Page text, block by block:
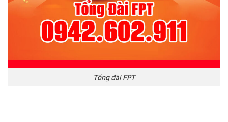
Tổng đài FPT